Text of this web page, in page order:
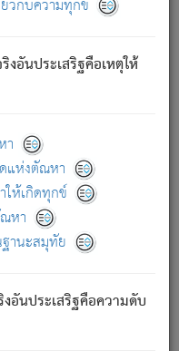
วกับความทุกข์
อันประเสริฐคือเหตุให้
า
แห่งตัณหา
ห้เกิดทุกข์
หา
านะสมุทัย
อันประเสริฐคือความดับ
พอันเป็นแล้วนั้น ย่อม
วามมีแห่งประโยชน์โดย
ไม่เที่ยง เป็นทุกข์ มี
ม่เพลิดเพลินวิภวตัณหา
อ (แห่งภพทั้งหลาย)
ารทั้งปวง นั้นคือ
สนิทแล้ว เพราะไม่มี
นะสงครามแล้ว ก้าวล่วง
อไม่เปลี่ยนแปลงอีกต่อ